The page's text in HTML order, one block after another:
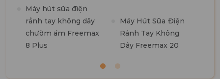
Máy hút sữa điện
rảnh tay không dây
chườm ấm Freemax
8 Plus
Máy Hút Sữa Điện
Rảnh Tay Không
Dây Freemax 20